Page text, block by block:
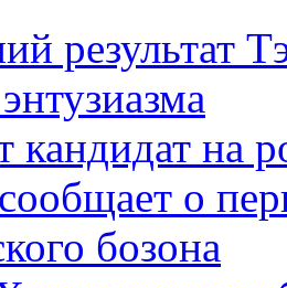
результат
кандидат на
о
бозона